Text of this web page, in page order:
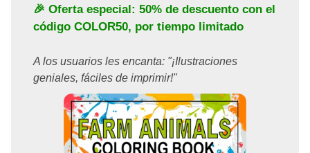
🎉 Oferta especial: 50% de descuento con el
código COLOR50, por tiempo limitado
A los usuarios les encanta: "¡Ilustraciones
geniales, fáciles de imprimir!"